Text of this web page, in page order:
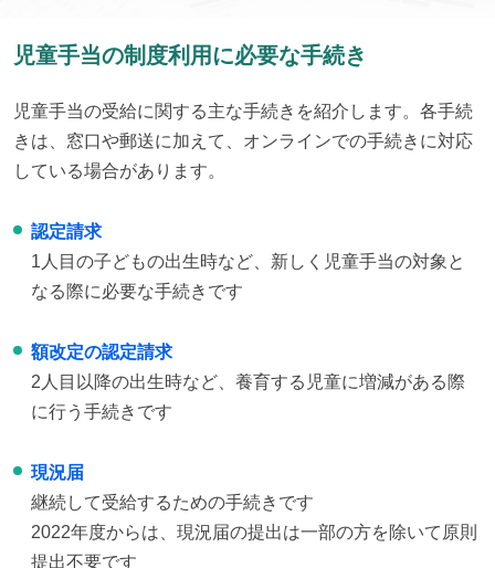
児童手当の制度利用に必要な手続き
児童手当の受給に関する主な手続きを紹介します。各手続
きは、窓口や郵送に加えて、オンラインでの手続きに対応
している場合があります。
認定請求
1人目の子どもの出生時など、新しく児童手当の対象と
なる際に必要な手続きです
額改定の認定請求
2人目以降の出生時など、養育する児童に増減がある際
に行う手続きです
現況届
継続して受給するための手続きです
2022年度からは、現況届の提出は一部の方を除いて原則
提出不要です